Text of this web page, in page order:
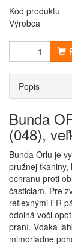
Kód produktu
Výrobca
Popis
Bunda
(048),
Bunda Orlu je
pružnej tkaniny,
ochranu proti
časticiam. Pre
reflexnými FR
odolná voči
praní. Vďaka
mimoriadne